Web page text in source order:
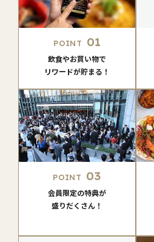
POINT 01
飲食やお買い物で
リワードが貯まる！
POINT 03
会員限定の特典が
盛りだくさん！